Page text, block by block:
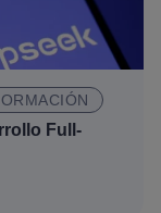
Full-